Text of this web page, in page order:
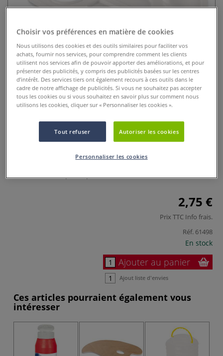
Palette ovale en plastique O'Color
0 Commentaires
2,75 €
Prix TTC Info frais.
Réf. 61498
En stock
Ajouter au panier
Ajout liste d'envies
Ces articles pourraient également vous
intéresser
Choisir vos préférences en matière de cookies
Nous utilisons des cookies et des outils similaires pour faciliter vos
achats, fournir nos services, pour comprendre comment les clients
utilisent nos services afin de pouvoir apporter des améliorations, et pour
présenter des publicités, y compris des publicités basées sur les centres
d’intérêt. Des services tiers ont également recours à ces outils dans le
cadre de notre affichage de publicités. Si vous ne souhaitez pas accepter
tous les cookies ou si vous souhaitez en savoir plus sur comment nous
utilisons les cookies, cliquer sur « Personnaliser les cookies ».
Tout refuser Autoriser les cookies
Personnaliser les cookies